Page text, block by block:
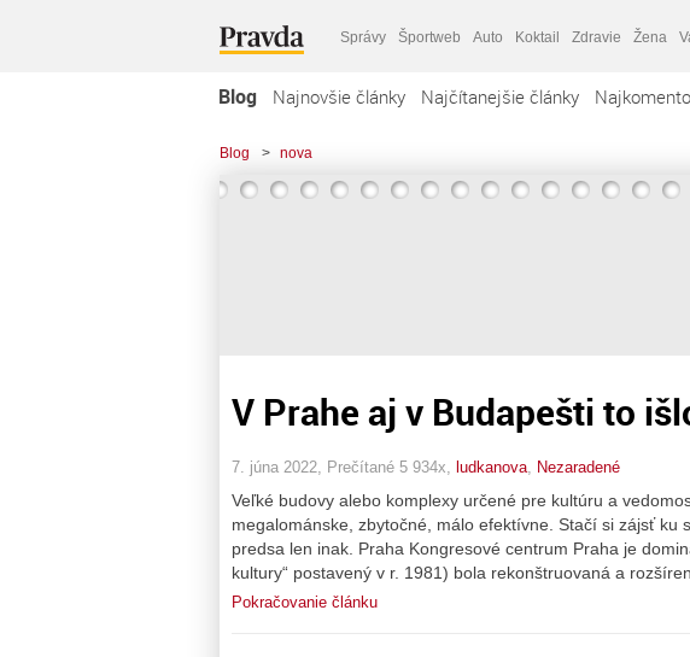
Správy Športweb Auto Koktail Zdravie Žena
Blog Najnovšie články Najčítanejšie články
Blog > nova
V Prahe aj v Budapešti to
7. júna 2022, Prečítané 5 934x, ludkanova Nezaradené
Veľké budovy alebo komplexy určené pre kultúru a
megalománske, zbytočné, málo efektívne. Stačí si zájsť ku
predsa len inak. Praha Kongresové centrum Praha je
kultury“ postavený v r. 1981) bola rekonštruovaná a
Pokračovanie článku